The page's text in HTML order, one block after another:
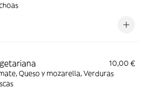
10,00 €
Queso y mozarella, Verduras